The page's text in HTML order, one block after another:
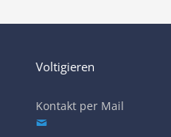
Voltigieren
Kontakt per Mail